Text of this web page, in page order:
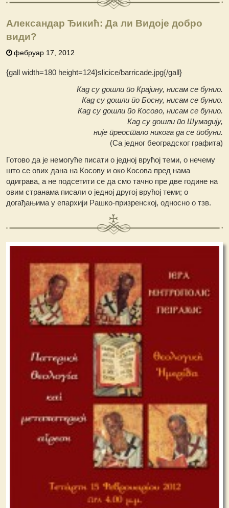
Александар Ђикић: Да ли Видоје добро
види?
фебруар 17, 2012
{gall width=180 height=124}slicice/barricade.jpg{/gall}
Кад су дошли по Крајину, нисам се бунио.
Кад су дошли по Босну, нисам се бунио.
Кад су дошли по Косово, нисам се бунио.
Кад су дошли по Шумадију,
није преостало никога да се побуни.
(Са једног београдског графита)
Готово да је немогуће писати о једној врућој теми, о нечему
што се ових дана на Косову и око Косова пред нама
одиграва, а не подсетити се да смо тачно пре две године на
овим странама писали о једној другој врућој теми; о
догађањима у епархији Рашко-призренској, односно о тзв.